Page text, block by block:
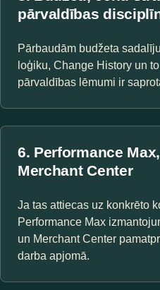
pārvaldības
Pārbaudām budžeta
loģiku, Change History un
pārvaldības lēmumi ir
6. Performance
Merchant Center
Ja tas attiecas uz konkrēto
Performance Max
un Merchant Center
darba apjomā.